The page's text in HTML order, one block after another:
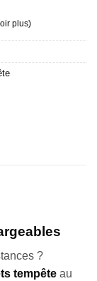
plus)
?
tempête au